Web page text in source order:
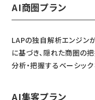
AI商圏プラン
LAPの独自解析エンジン
に基づき、隠れた商圏の
分析・把握するベーシッ
AI集客プラン